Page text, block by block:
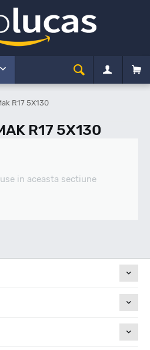
R17 5X130
R17 5X130
in aceasta sectiune